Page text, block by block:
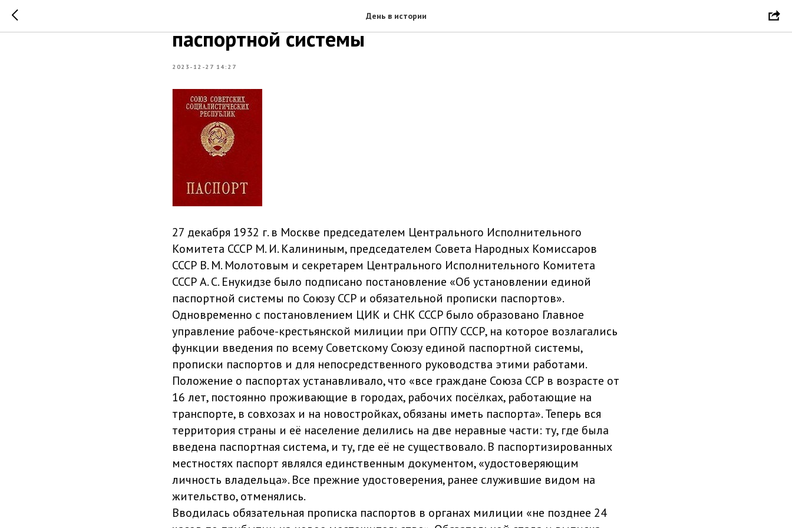
День в истории
Постановление ЦИК и СНК СССР о введении
паспортной системы
2023-12-27 14:27
27 декабря 1932 г. в Москве председателем Центрального Исполнительного
Комитета СССР М. И. Калининым, председателем Совета Народных Комиссаров
СССР В. М. Молотовым и секретарем Центрального Исполнительного Комитета
СССР А. С. Енукидзе было подписано постановление «Об установлении единой
паспортной системы по Союзу ССР и обязательной прописки паспортов».
Одновременно с постановлением ЦИК и СНК СССР было образовано Главное
управление рабоче-крестьянской милиции при ОГПУ СССР, на которое возлагались
функции введения по всему Советскому Союзу единой паспортной системы,
прописки паспортов и для непосредственного руководства этими работами.
Положение о паспортах устанавливало, что «все граждане Союза ССР в возрасте от
16 лет, постоянно проживающие в городах, рабочих посёлках, работающие на
транспорте, в совхозах и на новостройках, обязаны иметь паспорта». Теперь вся
территория страны и её население делились на две неравные части: ту, где была
введена паспортная система, и ту, где её не существовало. В паспортизированных
местностях паспорт являлся единственным документом, «удостоверяющим
личность владельца». Все прежние удостоверения, ранее служившие видом на
жительство, отменялись.
Вводилась обязательная прописка паспортов в органах милиции «не позднее 24